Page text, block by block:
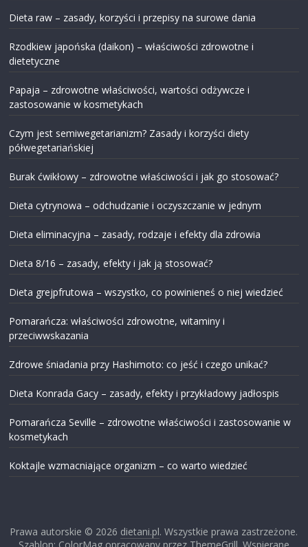
Dieta raw – zasady, korzyści i przepisy na surowe dania
Rzodkiew japońska (daikon) – właściwości zdrowotne i
dietetyczne
Papaja – zdrowotne właściwości, wartości odżywcze i
zastosowanie w kosmetykach
Czym jest semiwegetarianizm? Zasady i korzyści diety
półwegetariańskiej
Burak ćwikłowy – zdrowotne właściwości i jak go stosować?
Dieta cytrynowa – odchudzanie i oczyszczanie w jednym
Dieta eliminacyjna – zasady, rodzaje i efekty dla zdrowia
Dieta 8/16 – zasady, efekty i jak ją stosować?
Dieta grejpfrutowa – wszystko, co powinieneś o niej wiedzieć
Pomarańcza: właściwości zdrowotne, witaminy i
przeciwwskazania
Zdrowe śniadania przy Hashimoto: co jeść i czego unikać?
Dieta Konrada Gacy – zasady, efekty i przykładowy jadłospis
Pomarańcza Seville – zdrowotne właściwości i zastosowanie w
kosmetykach
Koktajle wzmacniające organizm – co warto wiedzieć
Prawa autorskie © 2026 dietani.pl. Wszystkie prawa zastrzeżone.